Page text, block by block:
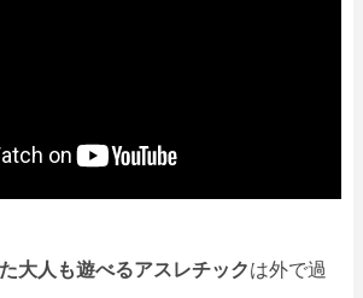
大人も遊べるアスレチックは外で過